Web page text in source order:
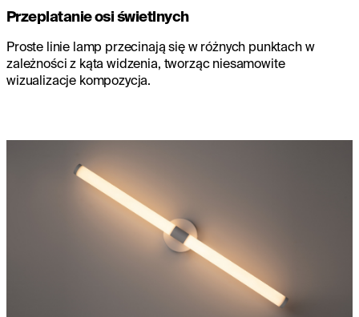
Przeplatanie osi świetlnych
Proste linie lamp przecinają się w różnych punktach w
zależności z kąta widzenia, tworząc niesamowite
wizualizacje kompozycja.